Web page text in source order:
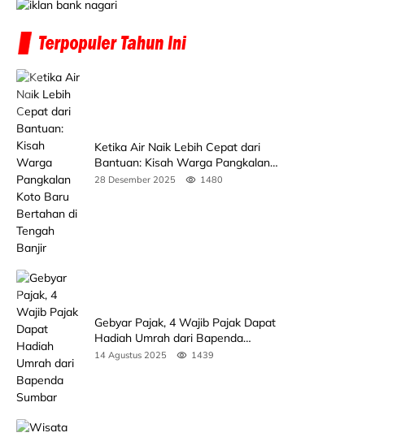
Ketika Air Naik Lebih Cepat dari
Bantuan: Kisah Warga Pangkalan
Koto Baru Bertahan di Tengah
28 Desember 2025 1480
Gebyar Pajak, 4 Wajib Pajak Dapat
Hadiah Umrah dari Bapenda
Sumbar
14 Agustus 2025 1439